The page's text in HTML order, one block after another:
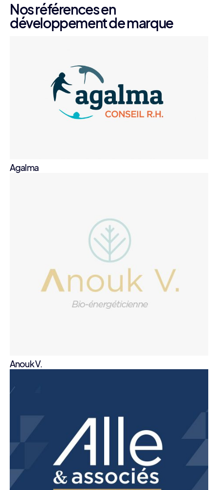
Nos références en
développement de marque
Agalma
Anouk V.